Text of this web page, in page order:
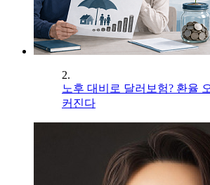
2.
노후 대비로 달러보험? 환율
커진다